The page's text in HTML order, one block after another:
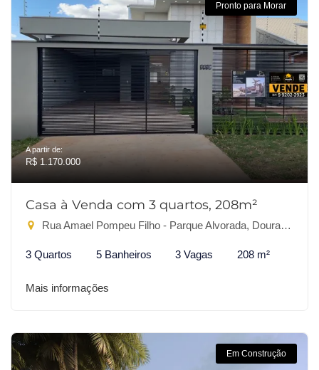
Pronto para Morar
A partir de:
R$ 1.170.000
Casa à Venda com 3 quartos, 208m²
Rua Amael Pompeu Filho - Parque Alvorada, Dourados-MS
3 Quartos 5 Banheiros 3 Vagas 208 m²
Mais informações
Em Construção